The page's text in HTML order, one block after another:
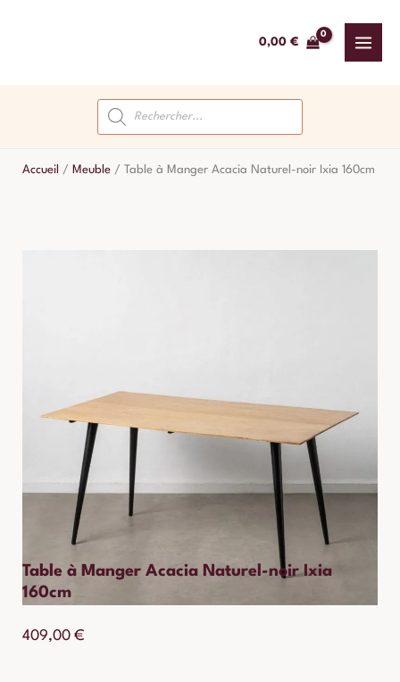
0,00 €
Recherche
de
produits
Accueil / Meuble / Table à Manger Acacia Naturel-noir Ixia 160cm
Table à Manger Acacia Naturel-noir Ixia
160cm
409,00 €